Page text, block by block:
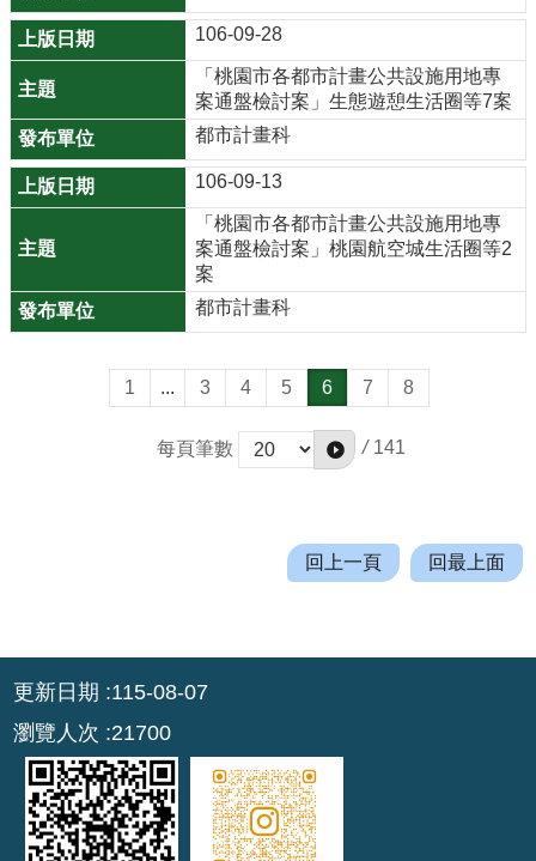
106-09-28
「桃園市各都市計畫公共設施用地專
案通盤檢討案」生態遊憩生活圈等7案
都市計畫科
106-09-13
「桃園市各都市計畫公共設施用地專
案通盤檢討案」桃園航空城生活圈等2
案
都市計畫科
1 ... 3 4 5 6 7 8
每頁筆數 / 141
回上一頁 回最上面
更新日期
115-08-07
瀏覽人次
21700